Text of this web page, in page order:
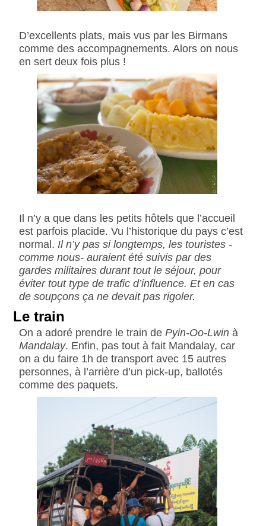
D’excellents plats, mais vus par les Birmans
comme des accompagnements. Alors on nous
en sert deux fois plus !
Il n’y a que dans les petits hôtels que l’accueil
est parfois placide. Vu l’historique du pays c’est
normal. Il n’y pas si longtemps, les touristes -
comme nous- auraient été suivis par des
gardes militaires durant tout le séjour, pour
éviter tout type de trafic d’influence. Et en cas
de soupçons ça ne devait pas rigoler.
Le train
On a adoré prendre le train de Pyin-Oo-Lwinà
Mandalay. Enfin, pas tout à fait Mandalay, car
on a du faire 1h de transport avec 15 autres
personnes, à l’arrière d’un pick-up, ballotés
comme des paquets.